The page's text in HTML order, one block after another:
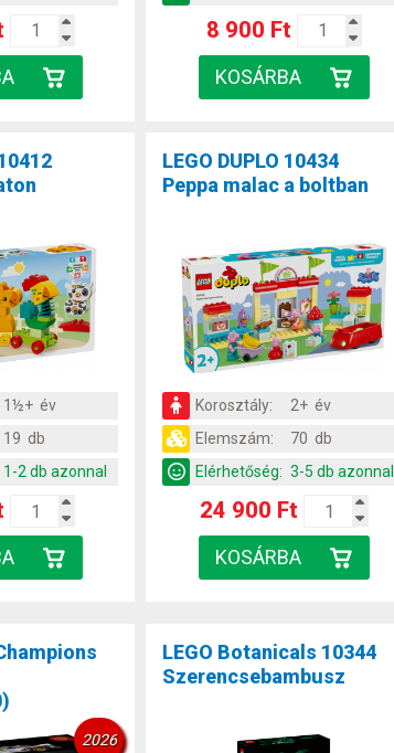
8 900 Ft
1½+ év
19 db
1-2 db azonnal
LEGO DUPLO 10434
Peppa malac a boltban
Korosztály:
2+ év
Elemszám:
70 db
Elérhetőség: 3-5 db azonnal
24 900 Ft
2026
LEGO Botanicals 10344
Szerencsebambusz